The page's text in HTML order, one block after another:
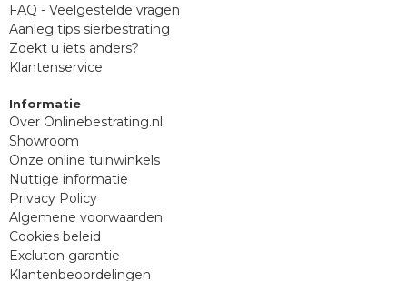
FAQ - Veelgestelde vragen
Aanleg tips sierbestrating
Zoekt u iets anders?
Klantenservice
Informatie
Over Onlinebestrating.nl
Showroom
Onze online tuinwinkels
Nuttige informatie
Privacy Policy
Algemene voorwaarden
Cookies beleid
Excluton garantie
Klantenbeoordelingen